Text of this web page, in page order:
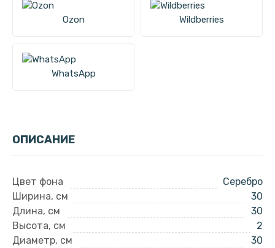
Ozon Wildberries
WhatsApp
ОПИСАНИЕ
Цвет фона
Серебро
Ширина, см
30
Длина, см
30
Высота, см
2
Диаметр, см
30